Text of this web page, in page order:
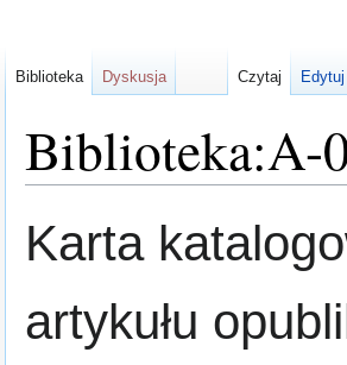
Biblioteka:A-
do
do
Karta
artykułu
Biblioteka Dyskusja Czytaj